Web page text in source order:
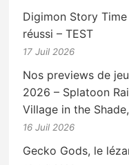
Digimon Story
réussi – TEST
17 Juil 2026
Nos previews de
2026 – Splatoon
Village in the
16 Juil 2026
Gecko Gods, le